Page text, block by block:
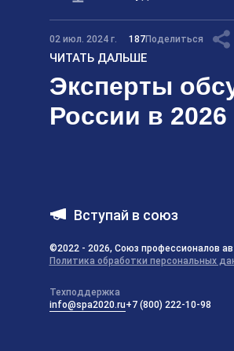
02 июл. 2024 г. 187Поделиться
ЧИТАТЬ ДАЛЬШЕ
Эксперты
России в 2026
Вступай в союз
©2022 - 2026, Союз профессионалов
Политика обработки персональных
Техподдержка
info@spa2020.ru+7 (800) 222-10-98